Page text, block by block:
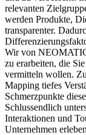
relevanten
werden Produkte,
transparenter.
Wir von
zu erarbeiten, die
vermitteln wollen.
Mapping tiefes
Schmerzpunkte
Schlussendlich
Interaktionen und
Unternehmen